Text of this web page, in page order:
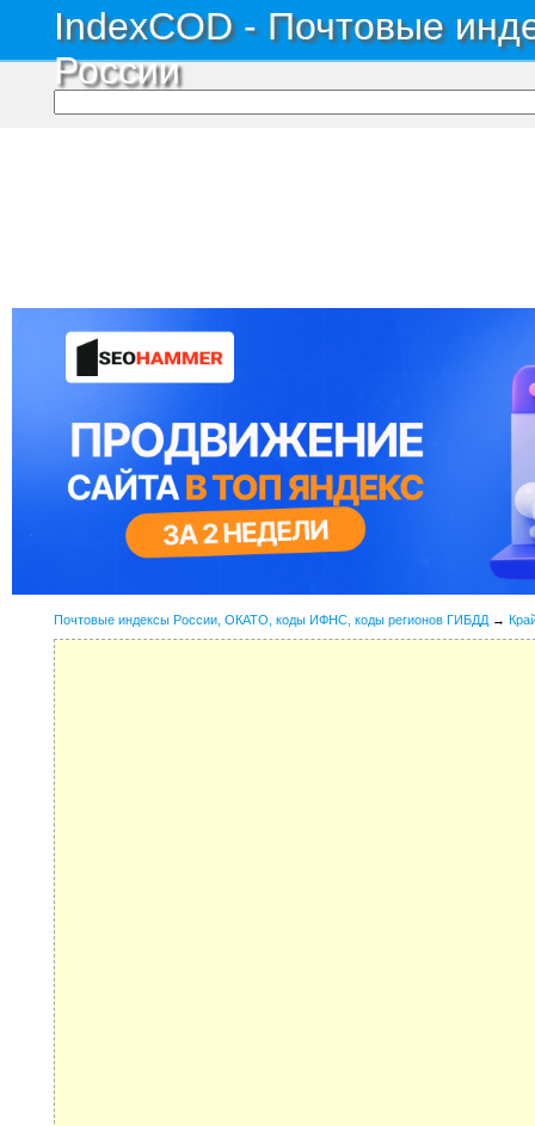
IndexCOD - Почтовые
России
Почтовые индексы России, ОКАТО, коды ИФНС, коды регионов ГИБДД →